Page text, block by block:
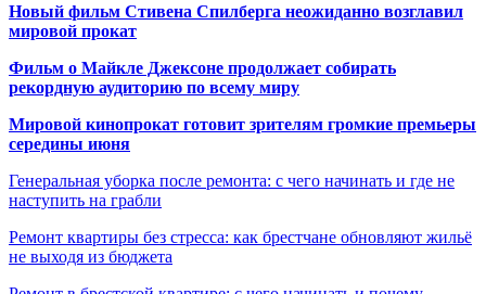
Новый фильм Стивена Спилберга неожиданно возглавил
мировой прокат
Фильм о Майкле Джексоне продолжает собирать
рекордную аудиторию по всему миру
Мировой кинопрокат готовит зрителям громкие премьеры
середины июня
Генеральная уборка после ремонта: с чего начинать и где не
наступить на грабли
Ремонт квартиры без стресса: как брестчане обновляют жильё
не выходя из бюджета